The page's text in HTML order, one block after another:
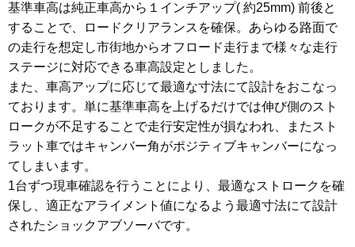
基準車高は純正車高から１インチアップ( 約25mm) 前後と
することで、ロードクリアランスを確保。あらゆる路面で
の走行を想定し市街地からオフロード走行まで様々な走行
ステージに対応できる車高設定としました。
また、車高アップに応じて最適な寸法にて設計をおこなっ
ております。単に基準車高を上げるだけでは伸び側のスト
ロークが不足することで走行安定性が損なわれ、またスト
ラット車ではキャンバー角がポジティブキャンバーになっ
てしまいます。
1台ずつ現車確認を行うことにより、最適なストロークを確
保し、適正なアライメント値になるよう最適寸法にて設計
されたショックアブソーバです。